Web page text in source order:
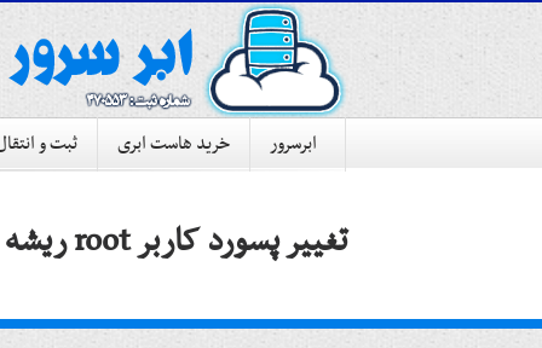
ثبت و خرید هاست ابری ابرسرور
تغییر پسورد کاربر root ریشه در لینوکس